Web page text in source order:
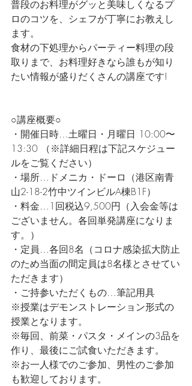
普段のお料理がグッと美味しくなるプ
ロのコツを、シェフが丁寧にお教えし
ます。
食材の下処理からパーティー料理の段
取りまで、お料理好きなら誰もが知り
たい情報が盛りだくさんの講座です!
○講座概要○
・開催日時…土曜日・月曜日 10:00〜
13:30 （※詳細日程は下記スケジュー
ルをご覧ください）
・場所…ドメニカ・ドーロ（港区南青
山2-18-2竹中ツインビルA棟B1F）
・料金…1回税込9,500円（入会金等は
ございません。各回単発講座になりま
す。）
・定員…各回8名（コロナ感染拡大防止
のため当面の間定員は8名様とさせてい
ただきます）
・ご持参いただくもの…筆記用具
※授業はデモンストレーション形式の
授業となります。
※毎回、前菜・パスタ・メインの3品を
作り、最後にご試食いただきます。
※お一人様でのご参加、男性のご参加
も歓迎しております。